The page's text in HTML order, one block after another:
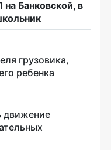
Банковской, в
грузовика,
ребенка
движение